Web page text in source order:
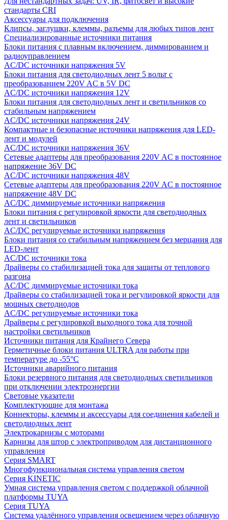
стандарты CRI
Аксессуары для подключения
Клипсы, заглушки, клеммы, разъемы для любых типов лент
Специализированные источники питания
Блоки питания с плавным включением, диммированием и
радиоуправлением
AC/DC источники напряжения 5V
Блоки питания для светодиодных лент 5 вольт с
преобразованием 220V AC в 5V DC
AC/DC источники напряжения 12V
Блоки питания для светодиодных лент и светильников со
стабильным напряжением
AC/DC источники напряжения 24V
Компактные и безопасные источники напряжения для LED-
лент и модулей
AC/DC источники напряжения 36V
Сетевые адаптеры для преобразования 220V AC в постоянное
напряжение 36V DC
AC/DC источники напряжения 48V
Сетевые адаптеры для преобразования 220V AC в постоянное
напряжение 48V DC
AC/DC диммируемые источники напряжения
Блоки питания с регулировкой яркости для светодиодных
лент и светильников
AC/DC регулируемые источники напряжения
Блоки питания со стабильным напряжением без мерцания для
LED-лент
AC/DC источники тока
Драйверы со стабилизацией тока для защиты от теплового
разгона
AC/DC диммируемые источники тока
Драйверы со стабилизацией тока и регулировкой яркости для
мощных светодиодов
AC/DC регулируемые источники тока
Драйверы с регулировкой выходного тока для точной
настройки светильников
Источники питания для Крайнего Севера
Герметичные блоки питания ULTRA для работы при
температуре до -55°C
Источники аварийного питания
Блоки резервного питания для светодиодных светильников
при отключении электроэнергии
Световые указатели
Комплектующие для монтажа
Коннекторы, клеммы и аксессуары для соединения кабелей и
светодиодных лент
Электрокарнизы с моторами
Карнизы для штор с электроприводом для дистанционного
управления
Серия SMART
Многофункциональная система управления светом
Серия KINETIC
Умная система управления светом с поддержкой облачной
платформы TUYA
Серия TUYA
Система удалённого управления освещением через облачную